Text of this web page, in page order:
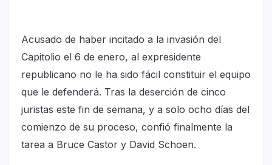
Acusado de haber incitado a la invasión del
Capitolio el 6 de enero, al expresidente
republicano no le ha sido fácil constituir el equipo
que le defenderá. Tras la deserción de cinco
juristas este fin de semana, y a solo ocho días del
comienzo de su proceso, confió finalmente la
tarea a Bruce Castor y David Schoen.